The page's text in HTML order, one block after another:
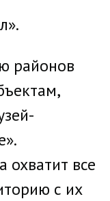
районов
охватит все
с их